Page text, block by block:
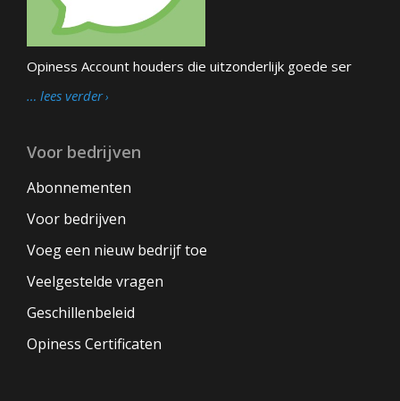
Opiness Account houders die uitzonderlijk goede ser
… lees verder
Voor bedrijven
Abonnementen
Voor bedrijven
Voeg een nieuw bedrijf toe
Veelgestelde vragen
Geschillenbeleid
Opiness Certificaten